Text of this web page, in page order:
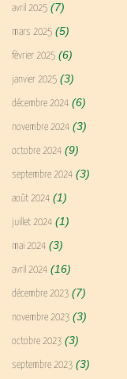
avril 2025 (7)
mars 2025 (5)
février 2025 (6)
janvier 2025 (3)
décembre 2024 (6)
novembre 2024 (3)
octobre 2024 (9)
septembre 2024 (3)
août 2024 (1)
juillet 2024 (1)
mai 2024 (3)
avril 2024 (16)
décembre 2023 (7)
novembre 2023 (3)
octobre 2023 (3)
septembre 2023 (3)